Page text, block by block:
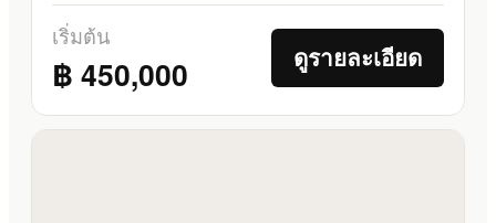
เริ่มต้น
฿ 450,000 ดูรายละเอียด